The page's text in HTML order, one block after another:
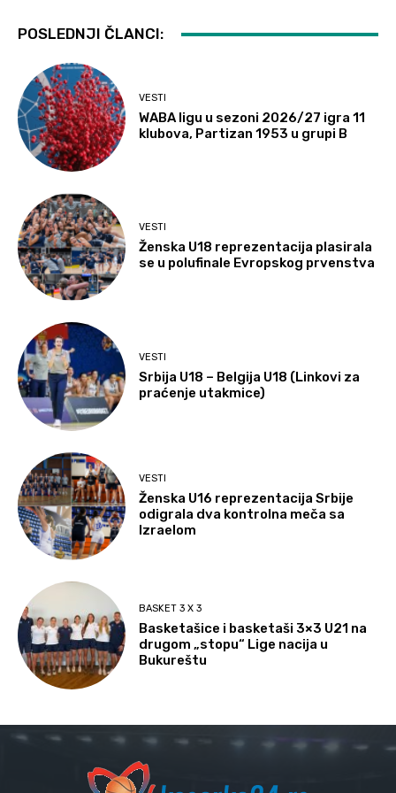
POSLEDNJI ČLANCI:
VESTI
WABA ligu u sezoni 2026/27 igra 11
klubova, Partizan 1953 u grupi B
VESTI
Ženska U18 reprezentacija plasirala
se u polufinale Evropskog prvenstva
VESTI
Srbija U18 – Belgija U18 (Linkovi za
praćenje utakmice)
VESTI
Ženska U16 reprezentacija Srbije
odigrala dva kontrolna meča sa
Izraelom
BASKET 3 X 3
Basketašice i basketaši 3×3 U21 na
drugom „stopu“ Lige nacija u
Bukureštu